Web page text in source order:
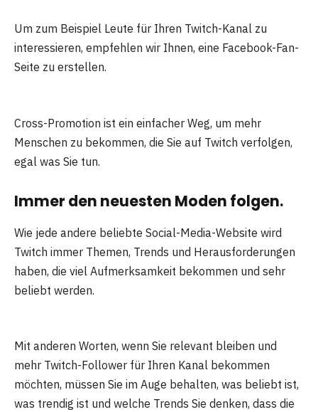
Um zum Beispiel Leute für Ihren Twitch-Kanal zu
interessieren, empfehlen wir Ihnen, eine Facebook-Fan-
Seite zu erstellen.
Cross-Promotion ist ein einfacher Weg, um mehr
Menschen zu bekommen, die Sie auf Twitch verfolgen,
egal was Sie tun.
Immer den neuesten Moden folgen.
Wie jede andere beliebte Social-Media-Website wird
Twitch immer Themen, Trends und Herausforderungen
haben, die viel Aufmerksamkeit bekommen und sehr
beliebt werden.
Mit anderen Worten, wenn Sie relevant bleiben und
mehr Twitch-Follower für Ihren Kanal bekommen
möchten, müssen Sie im Auge behalten, was beliebt ist,
was trendig ist und welche Trends Sie denken, dass die